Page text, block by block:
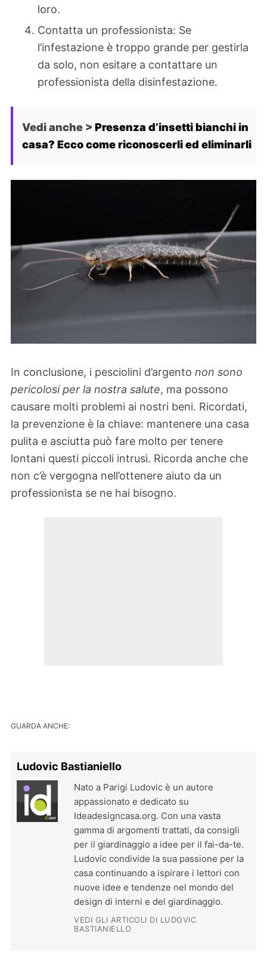
loro.
Contatta un professionista: Se
l’infestazione è troppo grande per gestirla
da solo, non esitare a contattare un
professionista della disinfestazione.
Vedi anche > Presenza d’insetti bianchi in
casa? Ecco come riconoscerli ed eliminarli
In conclusione, i pesciolini d’argento non sono
pericolosi per la nostra salute, ma possono
causare molti problemi ai nostri beni. Ricordati,
la prevenzione è la chiave: mantenere una casa
pulita e asciutta può fare molto per tenere
lontani questi piccoli intrusi. Ricorda anche che
non c’è vergogna nell’ottenere aiuto da un
professionista se ne hai bisogno.
GUARDA ANCHE:
Ludovic Bastianiello
Nato a Parigi Ludovic è un autore
appassionato e dedicato su
Ideadesigncasa.org. Con una vasta
gamma di argomenti trattati, da consigli
per il giardinaggio a idee per il fai-da-te.
Ludovic condivide la sua passione per la
casa continuando a ispirare i lettori con
nuove idee e tendenze nel mondo del
design di interni e del giardinaggio.
VEDI GLI ARTICOLI DI LUDOVIC
BASTIANIELLO